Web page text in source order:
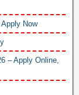
Now
– Apply Online,